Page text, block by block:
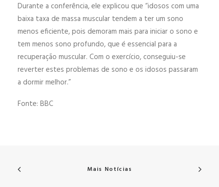
Durante a conferência, ele explicou que “idosos com uma
baixa taxa de massa muscular tendem a ter um sono
menos eficiente, pois demoram mais para iniciar o sono e
tem menos sono profundo, que é essencial para a
recuperação muscular. Com o exercício, conseguiu-se
reverter estes problemas de sono e os idosos passaram
a dormir melhor.”
Fonte: BBC
Mais Notícias